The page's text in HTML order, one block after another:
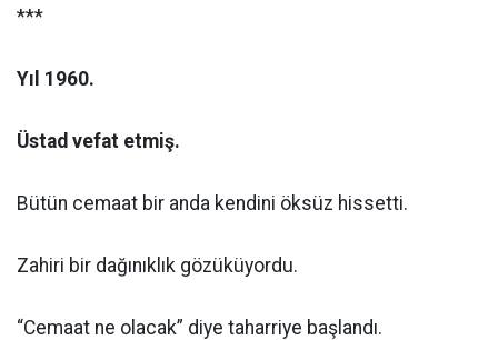
***
Yıl 1960.
Üstad vefat etmiş.
Bütün cemaat bir anda kendini öksüz hissetti.
Zahiri bir dağınıklık gözüküyordu.
“Cemaat ne olacak” diye taharriye başlandı.